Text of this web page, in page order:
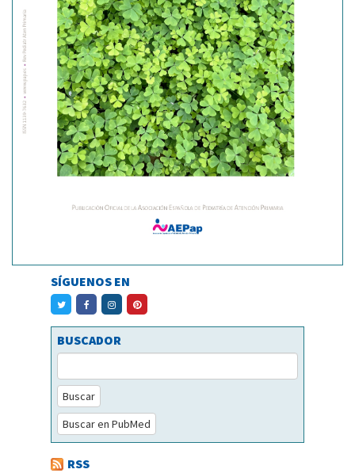
SÍGUENOS EN
BUSCADOR
Buscar
Buscar en PubMed
RSS